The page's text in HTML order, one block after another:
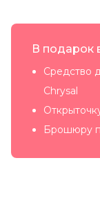
В подарок
Средство
Chrysal
Брошюру